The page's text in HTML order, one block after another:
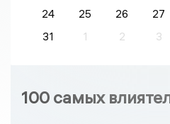
24
25 26 27
31
1 2 3
100 самых